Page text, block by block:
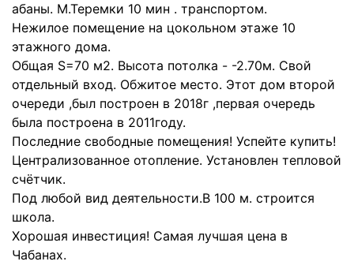
абаны. М.Теремки 10 мин . транспортом.
Нежилое помещение на цокольном этаже 10
этажного дома.
Общая S=70 м2. Высота потолка - -2.70м. Свой
отдельный вход. Обжитое место. Этот дом второй
очереди ,был построен в 2018г ,первая очередь
была построена в 2011году.
Последние свободные помещения! Успейте купить!
Централизованное отопление. Установлен тепловой
счётчик.
Под любой вид деятельности.В 100 м. строится
школа.
Хорошая инвестиция! Самая лучшая цена в
Чабанах.